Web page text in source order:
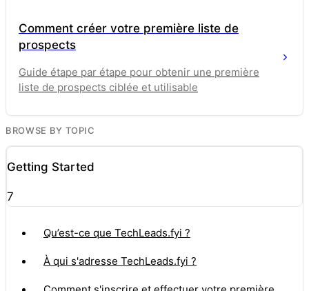
Comment créer votre première liste de
prospects
Guide étape par étape pour obtenir une première
liste de prospects ciblée et utilisable
BROWSE BY TOPIC
Getting Started
7
Qu’est-ce que TechLeads.fyi ?
À qui s'adresse TechLeads.fyi ?